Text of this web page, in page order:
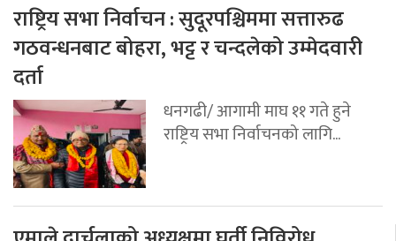
राष्ट्रिय सभा निर्वाचन : सुदूरपश्चिममा सत्तारुढ
गठवन्धनबाट बोहरा, भट्ट र चन्दलेको उम्मेदवारी
दर्ता
धनगढी/ आगामी माघ ११ गते हुने
राष्ट्रिय सभा निर्वाचनको लागि...